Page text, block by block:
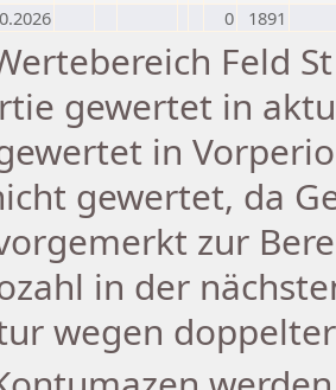
0 1891
Feld
gewertet in
in
gewertet, da
zur
in der
wegen